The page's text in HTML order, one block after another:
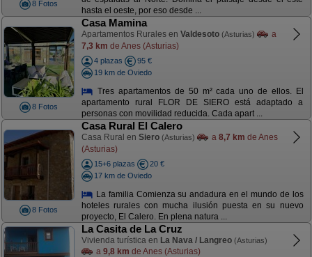
8 Fotos
hasta el oeste, por eso desde ...
8 Fotos
Casa Mamina
Apartamentos Rurales en Valdesoto (Asturias)
a
7,3 km de Anes (Asturias)
4 plazas
95 €
19 km de Oviedo
Tres apartamentos de 50 m² cada uno de ellos. El
apartamento rural FLOR DE SIERO está adaptado a
personas con movilidad reducida. Cada apart ...
8 Fotos
Casa Rural El Calero
Casa Rural en Siero (Asturias) a 8,7 km de Anes
(Asturias)
15+6 plazas
20 €
17 km de Oviedo
La familia Comienza su andadura en el mundo de los
hoteles rurales con mucha ilusión puesta en su nuevo
proyecto, El Calero. En plena natura ...
La Casita de La Cruz
Vivienda turística en La Nava / Langreo (Asturias)
a 9,8 km de Anes (Asturias)